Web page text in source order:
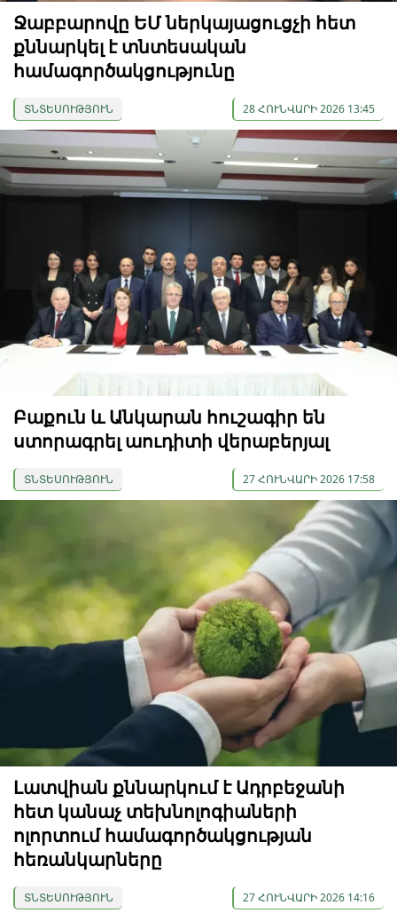
Ջաբբարովը ԵՄ ներկայացուցչի հետ
քննարկել է տնտեսական
համագործակցությունը
ՏՆՏԵՍՈՒԹՅՈՒՆ 28 ՀՈՒՆՎԱՐԻ 2026 13:45
Բաքուն և Անկարան հուշագիր են
ստորագրել աուդիտի վերաբերյալ
ՏՆՏԵՍՈՒԹՅՈՒՆ 27 ՀՈՒՆՎԱՐԻ 2026 17:58
Լատվիան քննարկում է Ադրբեջանի
հետ կանաչ տեխնոլոգիաների
ոլորտում համագործակցության
հեռանկարները
ՏՆՏԵՍՈՒԹՅՈՒՆ 27 ՀՈՒՆՎԱՐԻ 2026 14:16